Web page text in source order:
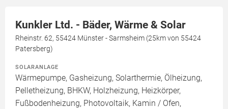
Kunkler Ltd. - Bäder, Wärme & Solar
Rheinstr. 62, 55424 Münster - Sarmsheim (25km von 55424
Patersberg)
SOLARANLAGE
Wärmepumpe, Gasheizung, Solarthermie, Ölheizung,
Pelletheizung, BHKW, Holzheizung, Heizkörper,
Fußbodenheizung, Photovoltaik, Kamin / Ofen,